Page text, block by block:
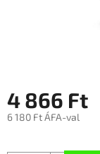
4 866 Ft
6 180 Ft ÁFA-val